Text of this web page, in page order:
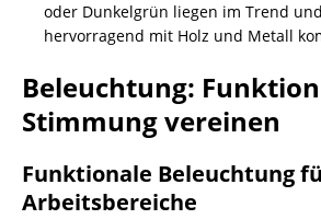
oder Dunkelgrün liegen im Trend
hervorragend mit Holz und Metall
Beleuchtung:
Stimmung vereinen
Funktionale Beleuchtung
Arbeitsbereiche